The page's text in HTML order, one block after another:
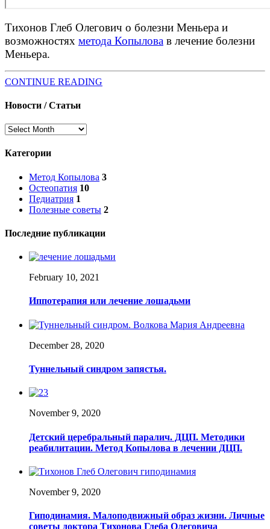
Тихонов Глеб Олегович о болезни Меньера и
возможностях метода Копылова в лечение болезни
Меньера.
CONTINUE READING
Новости / Статьи
Новости
Статьи
Категории
Метод Копылова 3
Остеопатия 10
Педиатрия 1
Полезные советы 2
Последние публикации
February 10, 2021
Иппотерапия или лечение лошадьми
December 28, 2020
Туннельный синдром запястья.
November 9, 2020
Детский церебральный паралич. ДЦП. Методики
реабилитации. Метод Копылова в лечении ДЦП.
November 9, 2020
Гиподинамия. Малоподвижный образ жизни. Личные
советы доктора Тихонова Глеба Олеговича